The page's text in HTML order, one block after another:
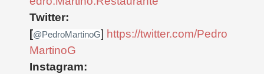
Twitter:
[@PedroMartinoG] https://twitter.com/Pedro
MartinoG
Instagram: